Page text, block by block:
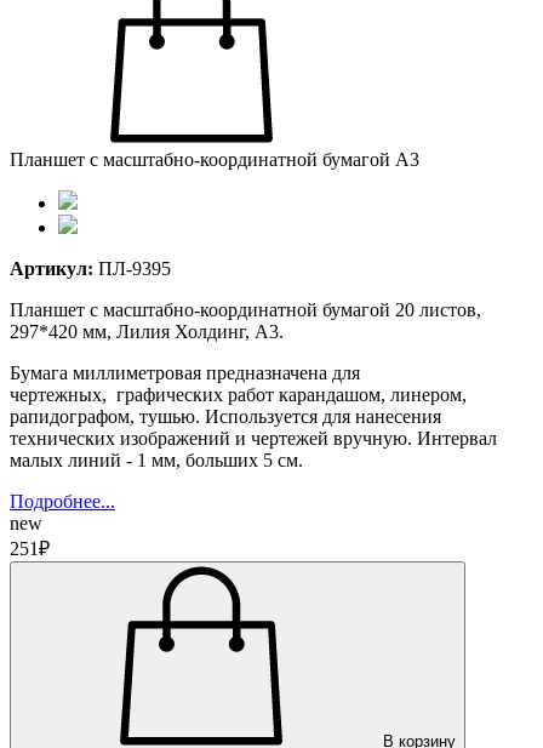
Планшет с масштабно-координатной бумагой А3
Артикул: ПЛ-9395
Планшет с масштабно-координатной бумагой 20 листов,
297*420 мм, Лилия Холдинг, А3.
Бумага миллиметровая предназначена для
чертежных, графических работ карандашом, линером,
рапидографом, тушью. Используется для нанесения
технических изображений и чертежей вручную. Интервал
малых линий - 1 мм, больших 5 см.
Подробнее...
new
251₽
В корзину